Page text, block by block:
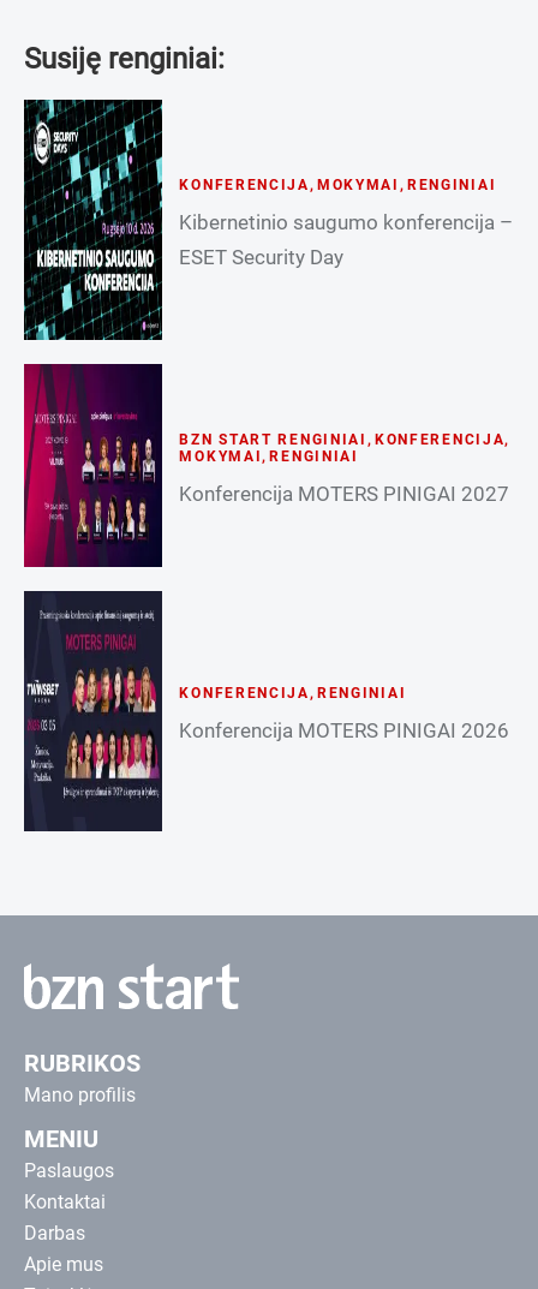
Susiję renginiai:
KONFERENCIJA , MOKYMAI , RENGINIAI
Kibernetinio saugumo konferencija –
ESET Security Day
BZN START RENGINIAI , KONFERENCIJA,
MOKYMAI ,RENGINIAI
Konferencija MOTERS PINIGAI 2027
KONFERENCIJA, RENGINIAI
Konferencija MOTERS PINIGAI 2026
RUBRIKOS
Mano profilis
MENIU
Paslaugos
Kontaktai
Darbas
Apie mus